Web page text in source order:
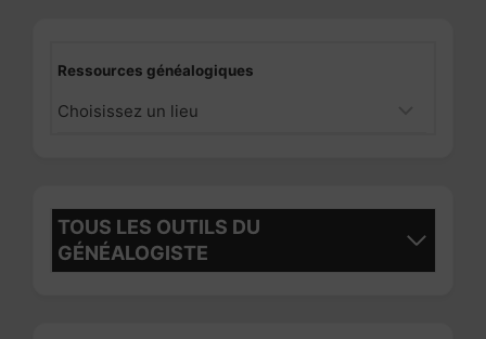
Ressources généalogiques
TOUS LES OUTILS DU
GÉNÉALOGISTE